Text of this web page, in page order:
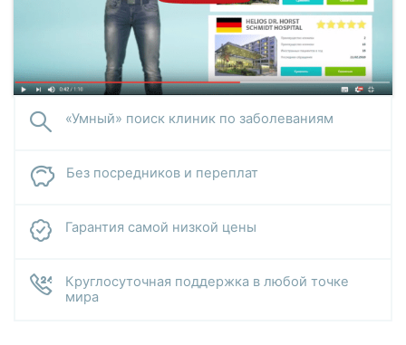
«Умный» поиск клиник по заболеваниям
Без посредников и переплат
Гарантия самой низкой цены
Круглосуточная поддержка в любой точке
мира